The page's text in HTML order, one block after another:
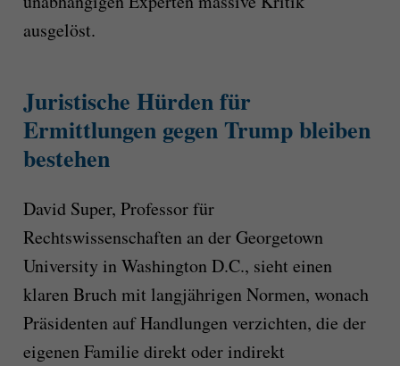
ausgelöst.
Juristische Hürden für
Ermittlungen gegen Trump bleiben
bestehen
David Super, Professor für
Rechtswissenschaften an der Georgetown
University in Washington D.C., sieht einen
klaren Bruch mit langjährigen Normen, wonach
Präsidenten auf Handlungen verzichten, die der
eigenen Familie direkt oder indirekt